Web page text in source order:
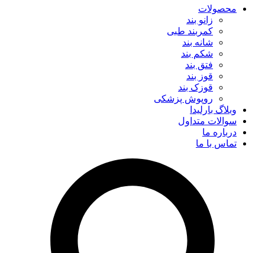
محصولات
زانو بند
کمربند طبی
شانه بند
شکم بند
فتق بند
قوز بند
قوزک بند
روپوش پزشکی
وبلاگ بارلیدا
سوالات متداول
درباره ما
تماس با ما